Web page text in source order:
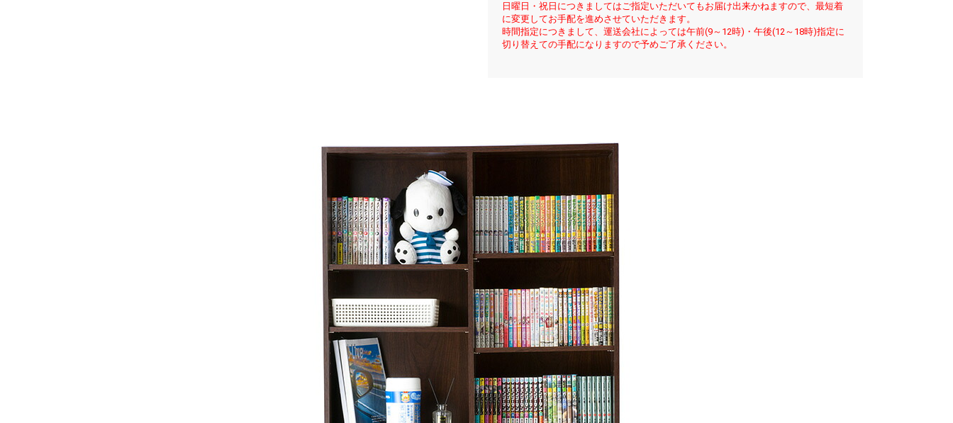
日曜日・祝日につきましてはご指定いただいてもお届け出来かねますので、最短着
に変更してお手配を進めさせていただきます。
時間指定につきまして、運送会社によっては午前(9～12時)・午後(12～18時)指定に
切り替えての手配になりますので予めご了承ください。